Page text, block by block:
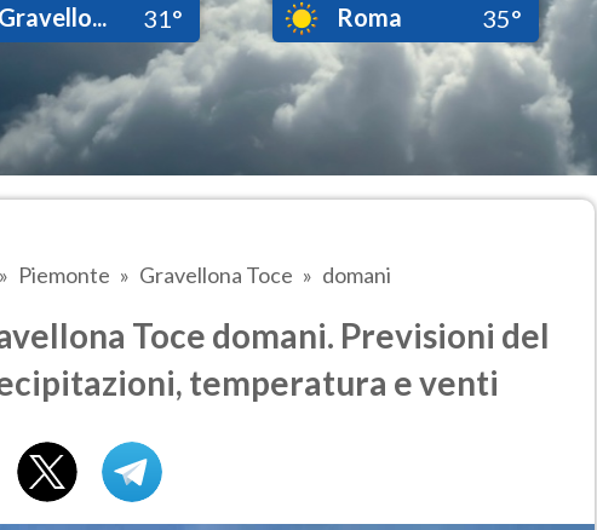
Gravello... 31° Roma 35°
Piemonte Gravellona Toce domani
Toce domani. Previsioni del
temperatura e venti